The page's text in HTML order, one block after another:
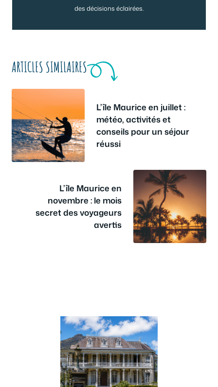
des décisions éclairées.
ARTICLES SIMILAIRES
L’île Maurice en juillet :
météo, activités et
conseils pour un séjour
réussi
L’île Maurice en
novembre : le mois
secret des voyageurs
avertis